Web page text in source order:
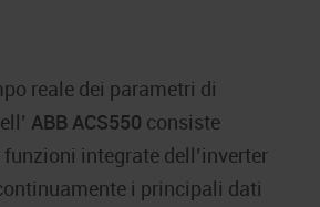
reale dei parametri di
ABB ACS550 consiste
integrate dell’inverter
i principali dati